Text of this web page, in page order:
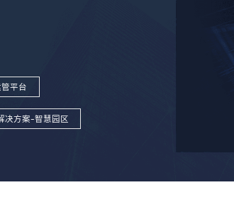
平台
决方案-智慧园区